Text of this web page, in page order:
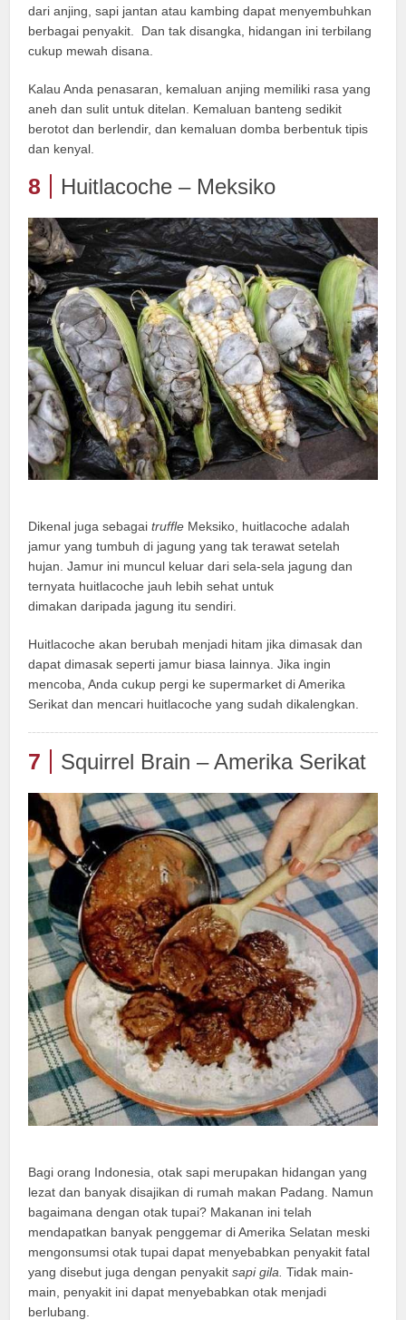
dari anjing, sapi jantan atau kambing dapat menyembuhkan
berbagai penyakit. Dan tak disangka, hidangan ini terbilang
cukup mewah disana.
Kalau Anda penasaran, kemaluan anjing memiliki rasa yang
aneh dan sulit untuk ditelan. Kemaluan banteng sedikit
berotot dan berlendir, dan kemaluan domba berbentuk tipis
dan kenyal.
8 Huitlacoche – Meksiko
Dikenal juga sebagaitruffle Meksiko, huitlacoche adalah
jamur yang tumbuh di jagung yang tak terawat setelah
hujan. Jamur ini muncul keluar dari sela-sela jagung dan
ternyata huitlacoche jauh lebih sehat untuk
dimakan daripada jagung itu sendiri.
Huitlacoche akan berubah menjadi hitam jika dimasak dan
dapat dimasak seperti jamur biasa lainnya. Jika ingin
mencoba, Anda cukup pergi ke supermarket di Amerika
Serikat dan mencari huitlacoche yang sudah dikalengkan.
7 Squirrel Brain – Amerika Serikat
Bagi orang Indonesia, otak sapi merupakan hidangan yang
lezat dan banyak disajikan di rumah makan Padang. Namun
bagaimana dengan otak tupai? Makanan ini telah
mendapatkan banyak penggemar di Amerika Selatan meski
mengonsumsi otak tupai dapat menyebabkan penyakit fatal
yang disebut juga dengan penyakitsapi gila.Tidak main-
main, penyakit ini dapat menyebabkan otak menjadi
berlubang.